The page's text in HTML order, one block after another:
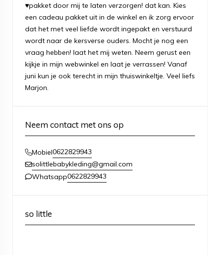
♥pakket door mij te laten verzorgen! dat kan. Kies
een cadeau pakket uit in de winkel en ik zorg ervoor
dat het met veel liefde wordt ingepakt en verstuurd
wordt naar de kersverse ouders. Mocht je nog een
vraag hebben! laat het mij weten. Neem gerust een
kijkje in mijn webwinkel en laat je verrassen! Vanaf
juni kun je ook terecht in mijn thuiswinkeltje. Veel liefs
Marjon.
Neem contact met ons op
Mobiel0622829943
solittlebabykleding@gmail.com
Whatsapp0622829943
so little